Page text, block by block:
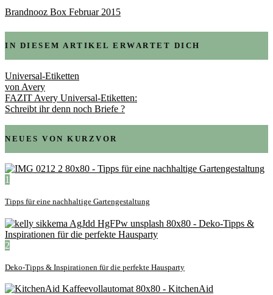
Brandnooz Box Februar 2015
IN DIESEM ARTIKEL ERWARTET DICH
Universal-Etiketten
von Avery
FAZIT Avery Universal-Etiketten:
Schreibt ihr denn noch Briefe ?
NEUES VON KURZVOR
1
Tipps für eine nachhaltige Gartengestaltung
2
Deko-Tipps & Inspirationen für die perfekte Hausparty